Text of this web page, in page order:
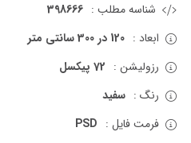
شناسه مطلب : 398666
ابعاد : 120 در 300 سانتی متر
رزولیشن : 72 پیکسل
رنگ : سفید
فرمت فایل : PSD